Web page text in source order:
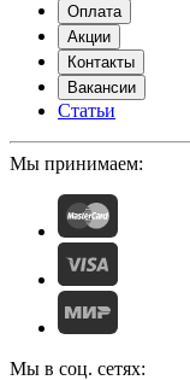
Оплата
Акции
Контакты
Вакансии
Статьи
Мы принимаем:
Мы в соц. сетях: